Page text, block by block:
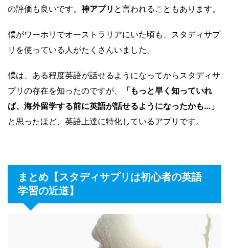
の評価も良いです。神アプリ と言われることもあります。
僕がワーホリでオーストラリアにいた頃も、スタディサプ
リを使っている人がたくさんいました。
僕は、ある程度英語が話せるようになってからスタディサ
プリの存在を知ったのですが、
「もっと早く知っていれ
ば、海外留学する前に英語が話せるようになったかも…」
と思ったほど、英語上達に特化しているアプリです。
まとめ【スタディサプリは初心者の英語
学習の近道】